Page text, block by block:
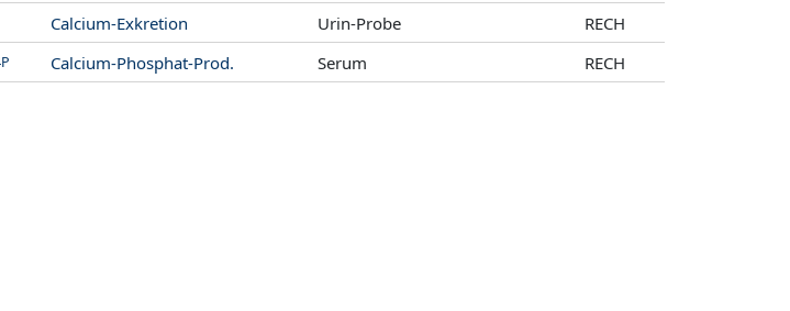
Calcium-Exkretion Urin-Probe RECH
Calcium-Phosphat-Prod. Serum RECH